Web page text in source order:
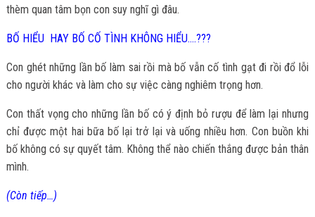
thèm quan tâm bọn con suy nghĩ gì đâu.
BỐ HIỂU HAY BỐ CỐ TÌNH KHÔNG HIỂU….???
Con ghét những lần bố làm sai rồi mà bố vẫn cố tình gạt đi rồi đổ lỗi
cho người khác và làm cho sự việc càng nghiêm trọng hơn.
Con thất vọng cho những lần bố có ý định bỏ rượu để làm lại nhưng
chỉ được một hai bữa bố lại trở lại và uống nhiều hơn. Con buồn khi
bố không có sự quyết tâm. Không thể nào chiến thắng được bản thân
mình.
(Còn tiếp…)